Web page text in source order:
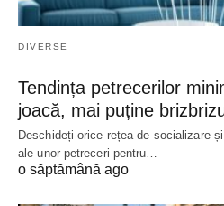
DIVERSE
Tendința petrecerilor
joacă, mai puține
Deschideți orice rețea de socializare
ale unor petreceri pentru…
o săptămână ago